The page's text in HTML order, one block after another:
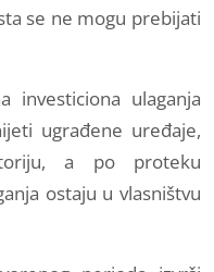
se ne mogu prebijati
investiciona ulaganja
ugrađene uređaje,
a po proteku
ostaju u vlasništvu